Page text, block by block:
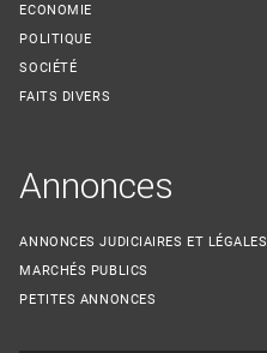
ECONOMIE
POLITIQUE
SOCIÉTÉ
FAITS DIVERS
Annonces
ANNONCES JUDICIAIRES ET LÉGALES
MARCHÉS PUBLICS
PETITES ANNONCES